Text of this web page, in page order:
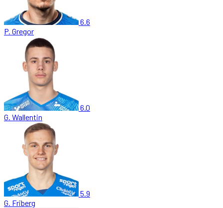
6.6
P. Gregor
6.0
G. Wallentin
5.9
G. Friberg